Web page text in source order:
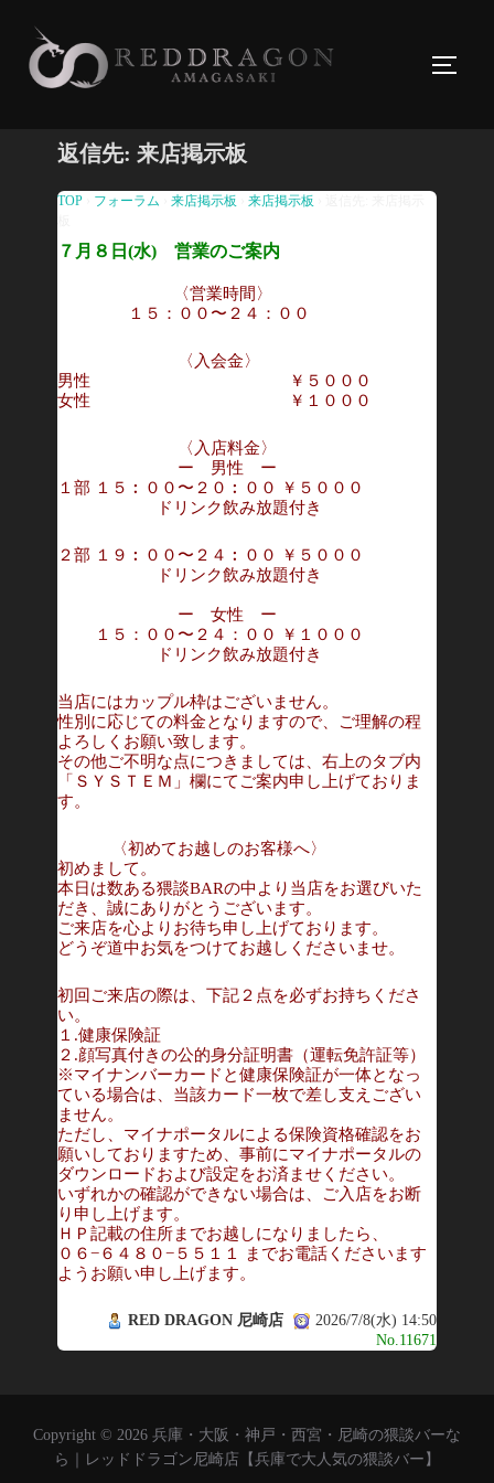
返信先: 来店掲示板
TOP フォーラム 来店掲示板 来店掲示板
７月８日(水) 営業のご案内
〈営業時間〉
１５：００〜２４：００
〈入会金〉
男性 ￥５０００
女性 ￥１０００
〈入店料金〉
ー 男性 ー
１部 １５︰００〜２０︰００ ￥５０００
ドリンク飲み放題付き
２部 １９︰００〜２４︰００ ￥５０００
ドリンク飲み放題付き
ー 女性 ー
１５：００〜２４：００ ￥１０００
ドリンク飲み放題付き
当店にはカップル枠はございません。
性別に応じての料金となりますので、ご理解の程
よろしくお願い致します。
その他ご不明な点につきましては、右上のタブ内
「ＳＹＳＴＥＭ」欄にてご案内申し上げておりま
す。
〈初めてお越しのお客様へ〉
初めまして。
本日は数ある猥談BARの中より当店をお選びいた
だき、誠にありがとうございます。
ご来店を心よりお待ち申し上げております。
どうぞ道中お気をつけてお越しくださいませ。
初回ご来店の際は、下記２点を必ずお持ちくださ
い。
１.健康保険証
２.顔写真付きの公的身分証明書（運転免許証等）
※マイナンバーカードと健康保険証が一体となっ
ている場合は、当該カード一枚で差し支えござい
ません。
ただし、マイナポータルによる保険資格確認をお
願いしておりますため、事前にマイナポータルの
ダウンロードおよび設定をお済ませください。
いずれかの確認ができない場合は、ご入店をお断
り申し上げます。
ＨＰ記載の住所までお越しになりましたら、
０６−６４８０−５５１１ までお電話くださいます
ようお願い申し上げます。
RED DRAGON 尼崎店
2026/7/8(水) 14:50
No.11671
Copyright © 2026 兵庫・大阪・神戸・西宮・尼崎の猥談バーな
ら｜レッドドラゴン尼崎店【兵庫で大人気の猥談バー】